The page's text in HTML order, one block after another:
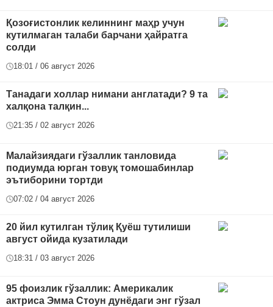
Қозоғистонлик келиннинг маҳр учун
кутилмаган талаби барчани ҳайратга
солди
18:01 / 06 август 2026
Танадаги холлар нимани англатади? 9 та
халқона талқин...
21:35 / 02 август 2026
Малайзиядаги гўзаллик танловида
подиумда юрган товуқ томошабинлар
эътиборини тортди
07:02 / 04 август 2026
20 йил кутилган тўлиқ Қуёш тутилиши
август ойида кузатилади
18:31 / 03 август 2026
95 фоизлик гўзаллик: Америкалик
актриса Эмма Стоун дунёдаги энг гўзал